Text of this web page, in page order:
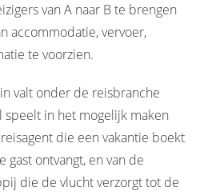
van A naar B te brengen
accommodatie, vervoer,
te voorzien.
valt onder de reisbranche
in het mogelijk maken
die een vakantie boekt
ontvangt, en van de
die de vlucht verzorgt tot de